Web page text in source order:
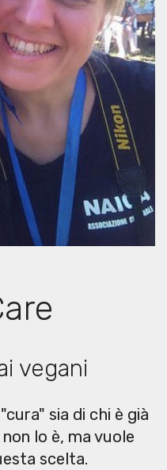
vegani
sia di chi è già
lo è, ma vuole
scelta.